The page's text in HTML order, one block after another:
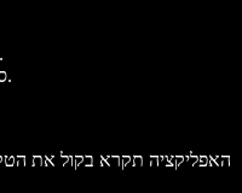
פתח את האפליקציה ובחר הודעה.
סמן את הטקסט שברצונך להשמיע.
האפליקציה תקרא בקול את